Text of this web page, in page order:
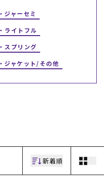
会員ランク
店頭受取サービス
ギフトラッピング
アフターサポート
下取り保証について
ジャーセミ
ライトフル
スプリング
ジャケット/その他
新着順